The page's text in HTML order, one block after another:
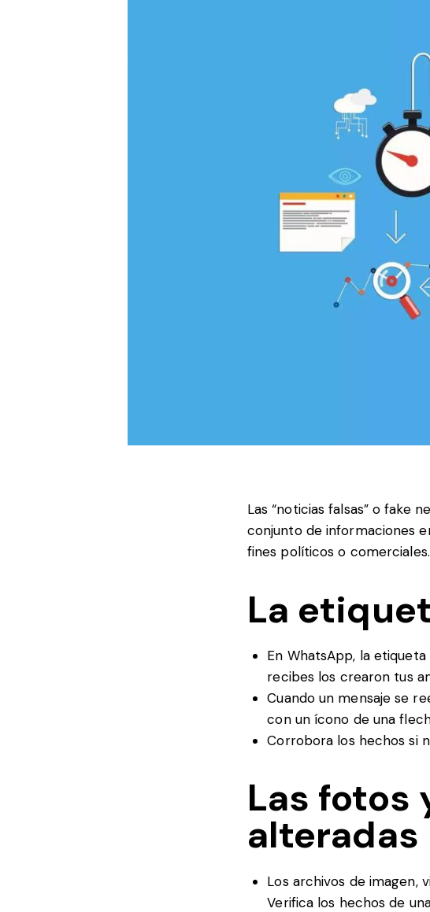
Las “noticias falsas” o fake
conjunto de informaciones
fines políticos o comerciales.
La
En WhatsApp, la etiqueta
recibes los crearon tus
Cuando un mensaje se
con un ícono de una
Corrobora los hechos si
Las fotos
alteradas
Los archivos de imagen,
Verifica los hechos de